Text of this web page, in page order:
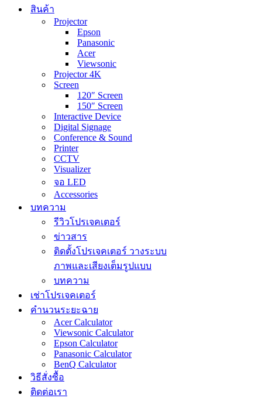
สินค้า
Projector
Epson
Panasonic
Acer
Viewsonic
Projector 4K
Screen
120″ Screen
150″ Screen
Interactive Device
Digital Signage
Conference & Sound
Printer
CCTV
Visualizer
จอ LED
Accessories
บทความ
รีวิวโปรเจคเตอร์
ข่าวสาร
ติดตั้งโปรเจคเตอร์ วางระบบ
ภาพและเสียงเต็มรูปแบบ
บทความ
เช่าโปรเจคเตอร์
คำนวนระยะฉาย
Acer Calculator
Viewsonic Calculator
Epson Calculator
Panasonic Calculator
BenQ Calculator
วิธีสั่งซื้อ
ติดต่อเรา